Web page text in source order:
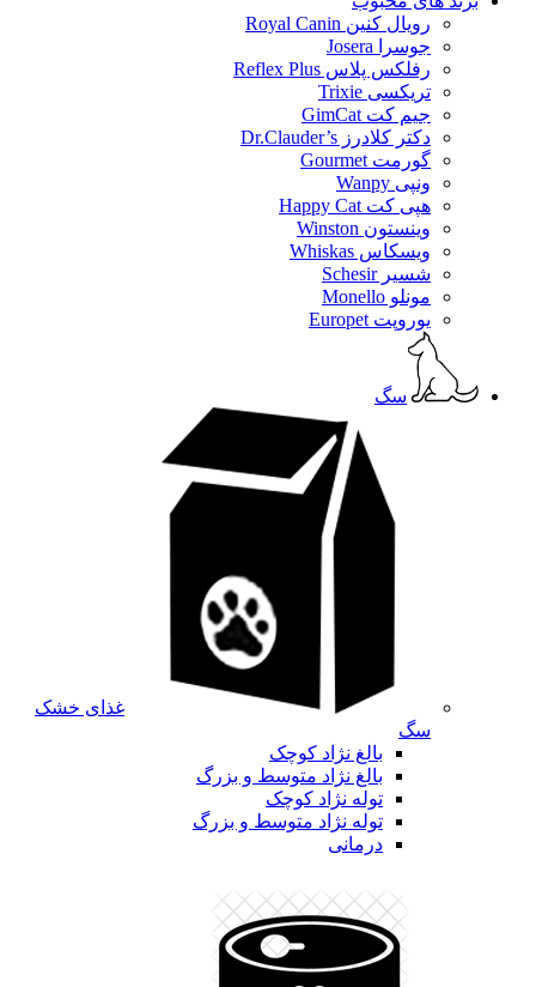
رویال کنین Royal Canin
جوسرا Josera
رفلکس پلاس Reflex Plus
تریکسی Trixie
جیم کت GimCat
دکتر کلادرز Dr.Clauder’s
گورمت Gourmet
ونپی Wanpy
هپی کت Happy Cat
وینستون Winston
ویسکاس Whiskas
شسیر Schesir
مونلو Monello
یوروپت Europet
سگ
غذای خشک
سگ
بالغ نژاد کوچک
بالغ نژاد متوسط و بزرگ
توله نژاد کوچک
توله نژاد متوسط و بزرگ
درمانی